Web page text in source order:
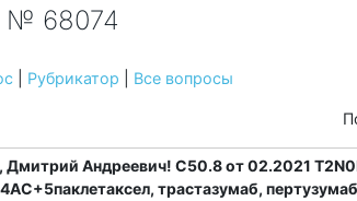
68074
Рубрикатор Все вопросы
Дмитрий Андреевич! С50.8 от 02.2021
трастазумаб,